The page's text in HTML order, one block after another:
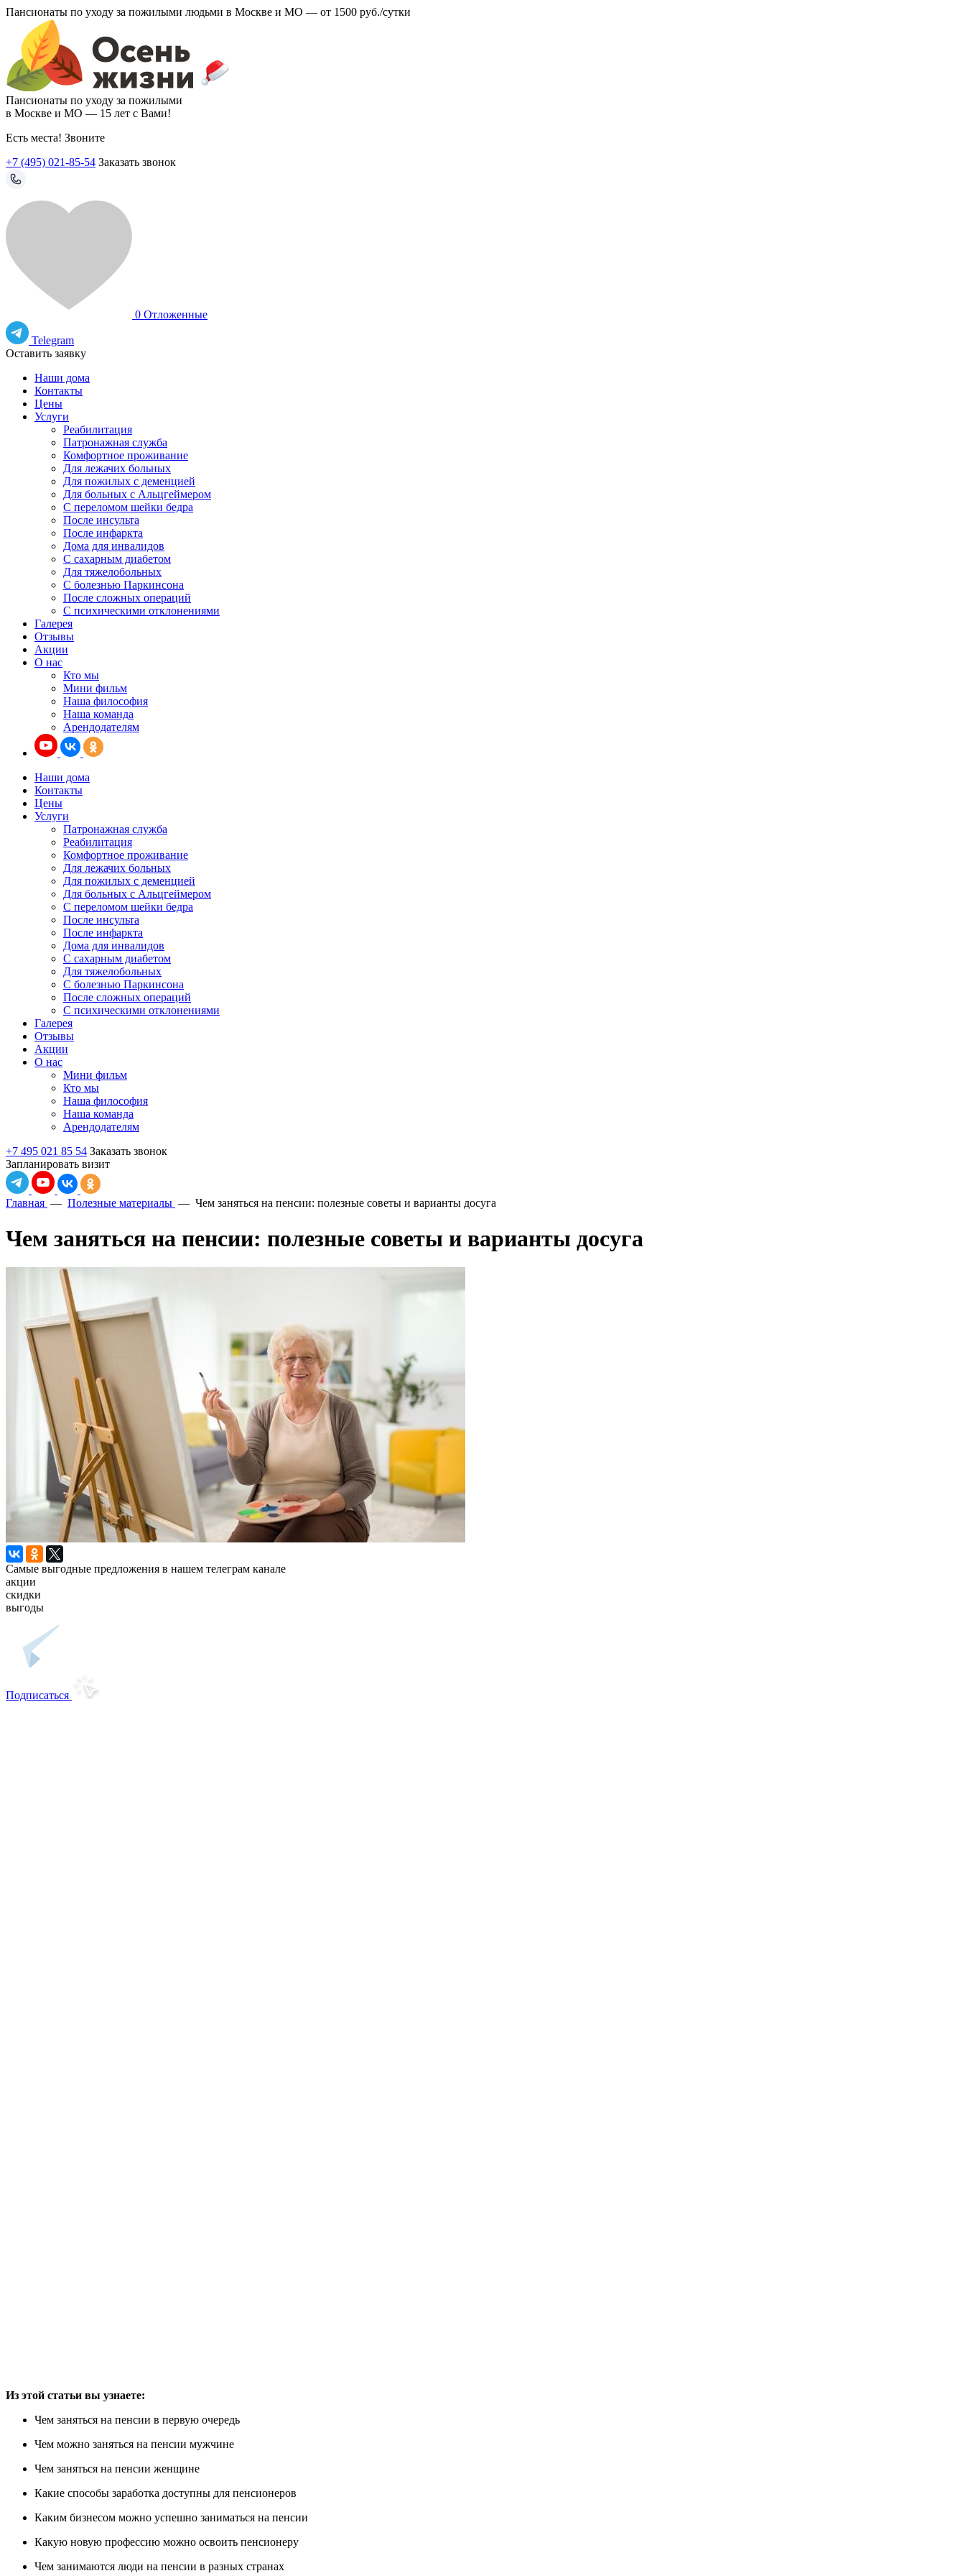
Пансионаты по уходу за пожилыми людьми в Москве и МО — от 1500 руб./сутки
Пансионаты по уходу за пожилыми
в Москве и МО — 15 лет с Вами!
Есть места! Звоните
+7 (495) 021-85-54 Заказать звонок
0 Отложенные
Telegram
Оставить заявку
Наши дома
Контакты
Цены
Услуги
Реабилитация
Патронажная служба
Комфортное проживание
Для лежачих больных
Для пожилых с деменцией
Для больных с Альцгеймером
С переломом шейки бедра
После инсульта
После инфаркта
Дома для инвалидов
С сахарным диабетом
Для тяжелобольных
С болезнью Паркинсона
После сложных операций
С психическими отклонениями
Галерея
Отзывы
Акции
О нас
Кто мы
Мини фильм
Наша философия
Наша команда
Арендодателям
Наши дома
Контакты
Цены
Услуги
Патронажная служба
Реабилитация
Комфортное проживание
Для лежачих больных
Для пожилых с деменцией
Для больных с Альцгеймером
С переломом шейки бедра
После инсульта
После инфаркта
Дома для инвалидов
С сахарным диабетом
Для тяжелобольных
С болезнью Паркинсона
После сложных операций
С психическими отклонениями
Галерея
Отзывы
Акции
О нас
Мини фильм
Кто мы
Наша философия
Наша команда
Арендодателям
+7 495 021 85 54 Заказать звонок
Запланировать визит
Главная — Полезные материалы — Чем заняться на пенсии: полезные советы и варианты досуга
Чем заняться на пенсии: полезные советы и варианты досуга
Самые выгодные предложения в нашем телеграм канале
акции
скидки
выгоды
Подписаться
Из этой статьи вы узнаете:
Чем заняться на пенсии в первую очередь
Чем можно заняться на пенсии мужчине
Чем заняться на пенсии женщине
Какие способы заработка доступны для пенсионеров
Каким бизнесом можно успешно заниматься на пенсии
Какую новую профессию можно освоить пенсионеру
Чем занимаются люди на пенсии в разных странах